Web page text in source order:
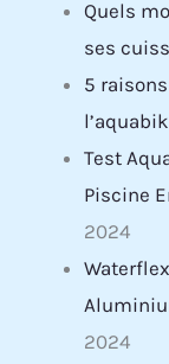
Quels
ses
5
Test
Piscine
2024
2024